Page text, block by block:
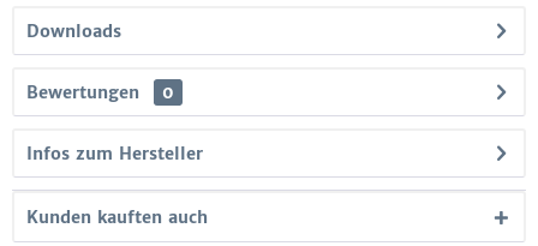
Downloads
Bewertungen 0
Infos zum Hersteller
Kunden kauften auch